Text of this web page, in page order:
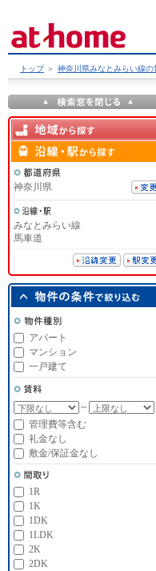
トップ ＞ 神奈川県みなとみらい線の
神奈川県
みなとみらい線
馬車道
アパート
マンション
一戸建て
～
管理費等含む
礼金なし
敷金/保証金なし
1R
1K
1DK
1LDK
2K
2DK